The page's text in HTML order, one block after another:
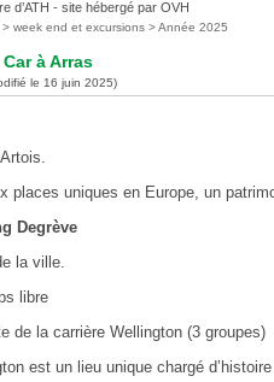
d’ATH - site hébergé par OVH
>week end et excursions >Année 2025
à Arras
le 16 juin 2025)
places uniques en Europe, un
Degrève
la ville.
libre
de la carrière Wellington (3 groupes)
est un lieu unique chargé